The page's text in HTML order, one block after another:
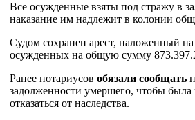
Все осужденные взяты под стражу в
наказание им надлежит в колонии
Судом сохранен арест, наложенный
осужденных на общую сумму
Ранее нотариусов обязали сообщать
задолженности умершего, чтобы была
отказаться от наследства.